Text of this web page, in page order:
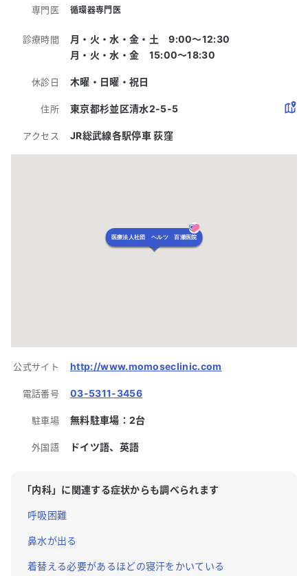
専門医 循環器専門医
診療時間
月・火・水・金・土 9:00〜12:30
月・火・水・金 15:00〜18:30
休診日 木曜・日曜・祝日
住所 東京都杉並区清水2-5-5
アクセス JR総武線各駅停車 荻窪
医療法人社団 ヘルツ 百瀬医院
公式サイト http://www.momoseclinic.com
電話番号 03-5311-3456
駐車場 無料駐車場： 2台
外国語 ドイツ語、英語
「内科」に関連する症状からも調べられます
呼吸困難
鼻水が出る
着替える必要があるほどの寝汗をかいている